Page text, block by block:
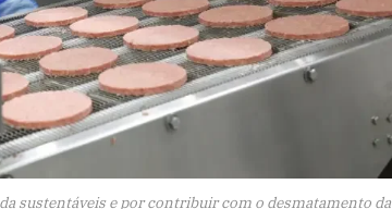
sustentáveis e por contribuir com o desmatamento da